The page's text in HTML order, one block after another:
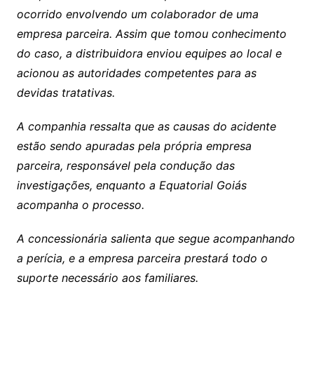
ocorrido envolvendo um colaborador de uma
empresa parceira. Assim que tomou conhecimento
do caso, a distribuidora enviou equipes ao local e
acionou as autoridades competentes para as
devidas tratativas.
A companhia ressalta que as causas do acidente
estão sendo apuradas pela própria empresa
parceira, responsável pela condução das
investigações, enquanto a Equatorial Goiás
acompanha o processo.
A concessionária salienta que segue acompanhando
a perícia, e a empresa parceira prestará todo o
suporte necessário aos familiares.